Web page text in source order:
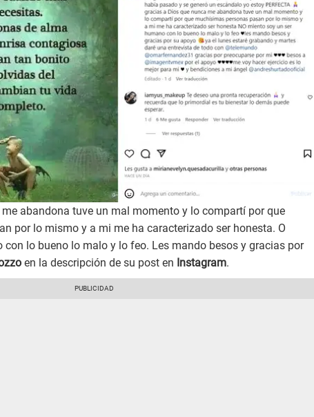
abandona tuve un mal momento y lo compartí por que
por lo mismo y a mi me ha caracterizado ser honesta. O
con lo bueno lo malo y lo feo. Les mando besos y gracias por
en la descripción de su post en Instagram.